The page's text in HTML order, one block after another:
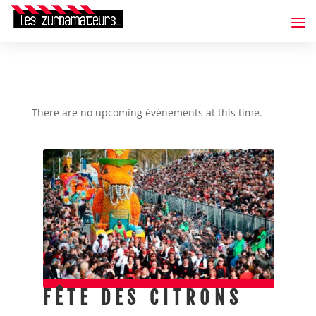
There are no upcoming évènements at this time.
FÊTE DES CITRONS